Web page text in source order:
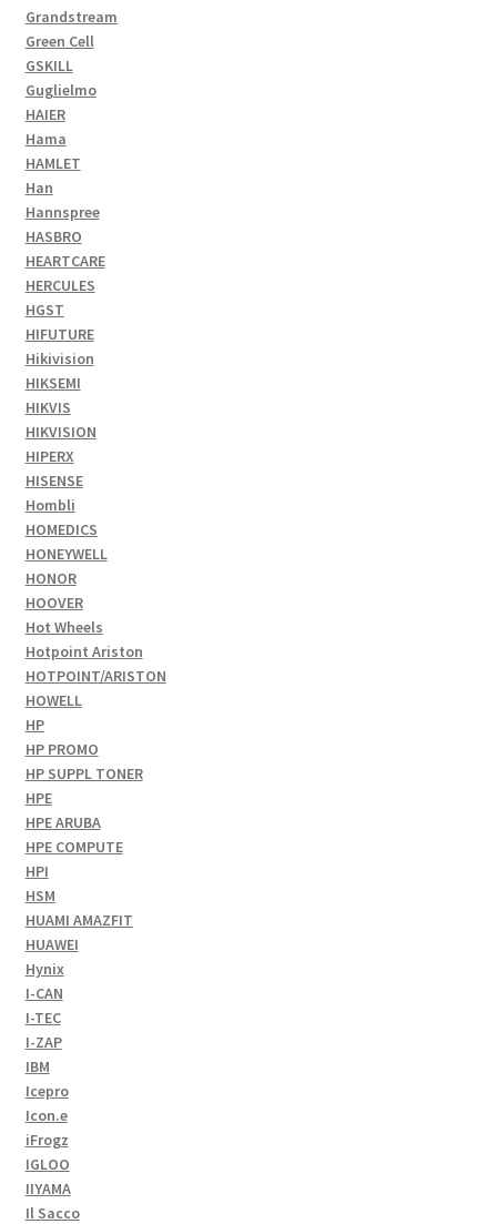
Grandstream
Green Cell
GSKILL
Guglielmo
HAIER
Hama
HAMLET
Han
Hannspree
HASBRO
HEARTCARE
HERCULES
HGST
HIFUTURE
Hikivision
HIKSEMI
HIKVIS
HIKVISION
HIPERX
HISENSE
Hombli
HOMEDICS
HONEYWELL
HONOR
HOOVER
Hot Wheels
Hotpoint Ariston
HOTPOINT/ARISTON
HOWELL
HP
HP PROMO
HP SUPPL TONER
HPE
HPE ARUBA
HPE COMPUTE
HPI
HSM
HUAMI AMAZFIT
HUAWEI
Hynix
I-CAN
I-TEC
I-ZAP
IBM
Icepro
Icon.e
iFrogz
IGLOO
IIYAMA
Il Sacco